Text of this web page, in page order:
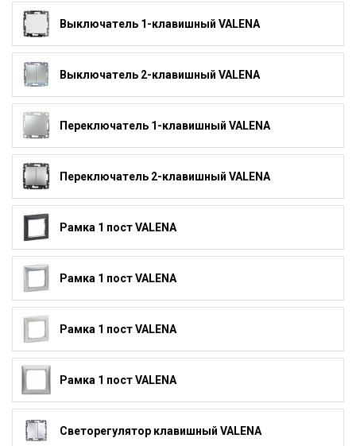
Выключатель 1-клавишный VALENA
Выключатель 2-клавишный VALENA
Переключатель 1-клавишный VALENA
Переключатель 2-клавишный VALENA
Рамка 1 пост VALENA
Рамка 1 пост VALENA
Рамка 1 пост VALENA
Рамка 1 пост VALENA
Светорегулятор клавишный VALENA